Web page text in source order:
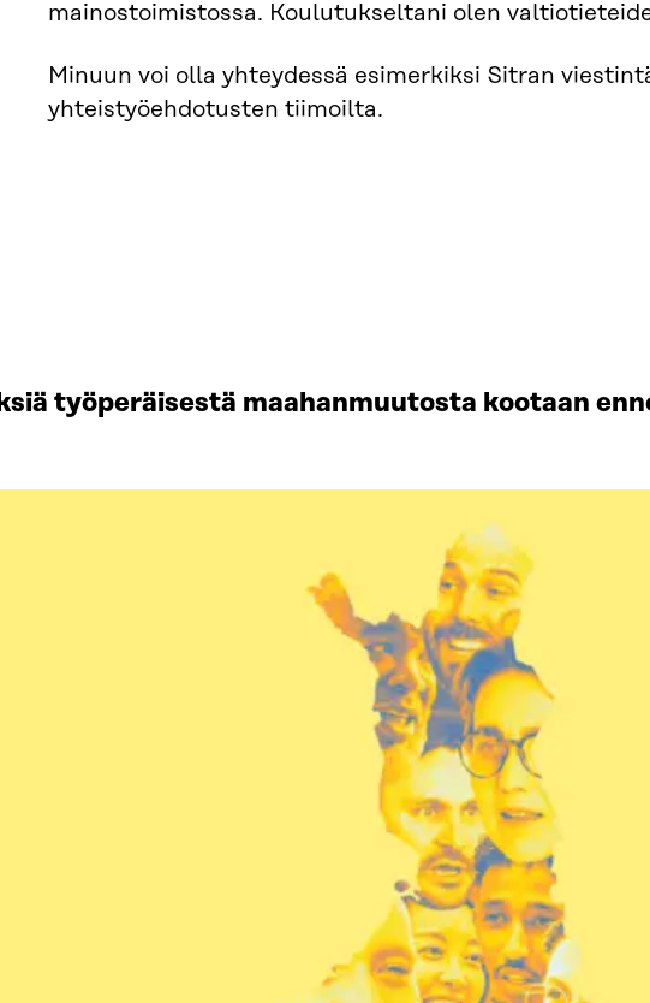
mainostoimistossa. Koulutukseltani olen
Minuun voi olla yhteydessä esimerkiksi Sitran
yhteistyöehdotusten tiimoilta.
työperäisestä maahanmuutosta kootaan